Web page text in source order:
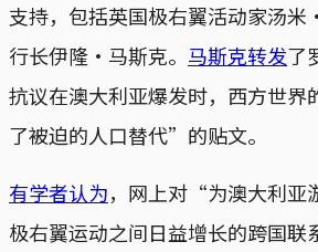
支持，包括英国极右翼活动家汤
行长伊隆·马斯克。 马斯克转发了
抗议在澳大利亚爆发时，西方世界
了被迫的人口替代”的贴文。
有学者认为，网上对“为澳大利亚
极右翼运动之间日益增长的跨国联